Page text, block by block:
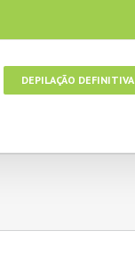
DEPILAÇÃO DEFINITIVA